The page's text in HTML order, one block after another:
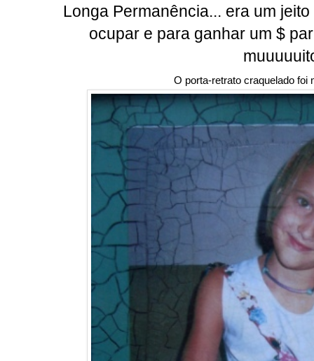
Longa Permanência... era um
ocupar e para ganhar um $
O porta-retrato craquelado foi